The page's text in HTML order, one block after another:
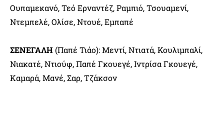
Ουπαμεκανό, Τεό Ερναντέζ, Ραμπιό, Τσουαμενί,
Ντεμπελέ, Ολίσε, Ντουέ, Εμπαπέ
ΣΕΝΕΓΑΛΗ (Παπέ Τιάο): Μεντί, Ντιατά, Κουλιμπαλί,
Νιακατέ, Ντιούφ, Παπέ Γκουεγέ, Ιντρίσα Γκουεγέ,
Καμαρά, Μανέ, Σαρ, Τζάκσον